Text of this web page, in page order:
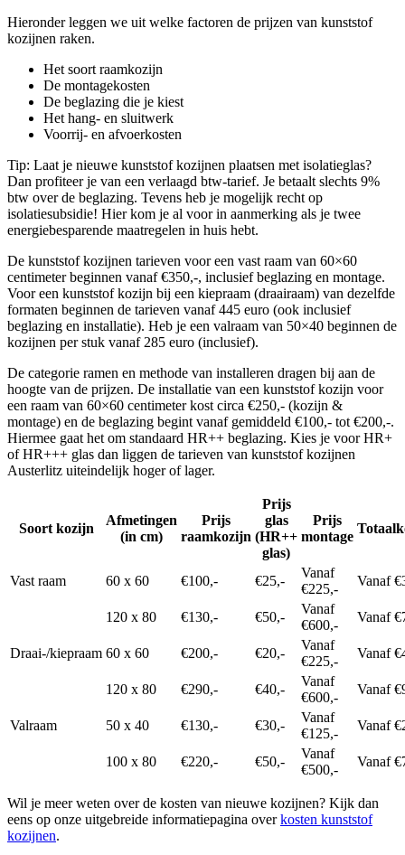
Hieronder leggen we uit welke factoren de prijzen van kunststof
kozijnen raken.
Het soort raamkozijn
De montagekosten
De beglazing die je kiest
Het hang- en sluitwerk
Voorrij- en afvoerkosten
Tip: Laat je nieuwe kunststof kozijnen plaatsen met isolatieglas?
Dan profiteer je van een verlaagd btw-tarief. Je betaalt slechts 9%
btw over de beglazing. Tevens heb je mogelijk recht op
isolatiesubsidie! Hier kom je al voor in aanmerking als je twee
energiebesparende maatregelen in huis hebt.
De kunststof kozijnen tarieven voor een vast raam van 60×60
centimeter beginnen vanaf €350,-, inclusief beglazing en montage.
Voor een kunststof kozijn bij een kiepraam (draairaam) van dezelfde
formaten beginnen de tarieven vanaf 445 euro (ook inclusief
beglazing en installatie). Heb je een valraam van 50×40 beginnen de
kozijnen per stuk vanaf 285 euro (inclusief).
De categorie ramen en methode van installeren dragen bij aan de
hoogte van de prijzen. De installatie van een kunststof kozijn voor
een raam van 60×60 centimeter kost circa €250,- (kozijn &
montage) en de beglazing begint vanaf gemiddeld €100,- tot €200,-.
Hiermee gaat het om standaard HR++ beglazing. Kies je voor HR+
of HR+++ glas dan liggen de tarieven van kunststof kozijnen
Austerlitz uiteindelijk hoger of lager.
Soort kozijn
Afmetingen
(in cm)
Prijs
raamkozijn
Prijs
glas
(HR++
glas)
Prijs
montage
Vast raam 60 x 60 €100,- €25,-
Vanaf
€225,-
Vanaf
120 x 80 €130,- €50,-
Vanaf
€600,-
Vanaf
Draai-/kiepraam 60 x 60 €200,- €20,-
Vanaf
€225,-
Vanaf
120 x 80 €290,- €40,-
Vanaf
€600,-
Vanaf
Valraam 50 x 40 €130,- €30,-
Vanaf
€125,-
Vanaf
100 x 80 €220,- €50,-
Vanaf
€500,-
Vanaf
Wil je meer weten over de kosten van nieuwe kozijnen? Kijk dan
eens op onze uitgebreide informatiepagina overkosten kunststof
kozijnen.